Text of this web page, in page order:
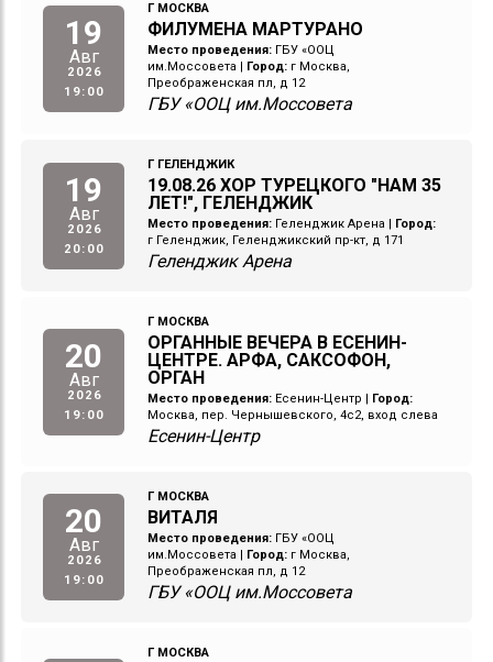
19
Авг
2026
19:00
Г МОСКВА
ФИЛУМЕНА МАРТУРАНО
Место проведения: ГБУ «ООЦ
им.Моссовета
Город: г Москва,
Преображенская пл, д 12
ГБУ «ООЦ им.Моссовета
19
Авг
2026
20:00
Г ГЕЛЕНДЖИК
19.08.26 ХОР ТУРЕЦКОГО "НАМ 35
ЛЕТ!", ГЕЛЕНДЖИК
Место проведения: Геленджик Арена
Город:
г Геленджик, Геленджикский пр-кт, д 171
Геленджик Арена
20
Авг
2026
19:00
Г МОСКВА
ОРГАННЫЕ ВЕЧЕРА В ЕСЕНИН-
ЦЕНТРЕ. АРФА, САКСОФОН,
ОРГАН
Место проведения: Есенин-Центр
Город:
Москва, пер. Чернышевского, 4с2, вход слева
Есенин-Центр
20
Авг
2026
19:00
Г МОСКВА
ВИТАЛЯ
Место проведения: ГБУ «ООЦ
им.Моссовета
Город: г Москва,
Преображенская пл, д 12
ГБУ «ООЦ им.Моссовета
Г МОСКВА